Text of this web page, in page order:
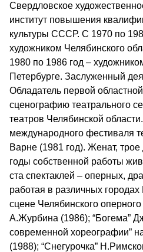
Свердловское
институт повышения
культуры СССР. С 1970 по
художником Челябинского
1980 по 1986 год –
Петербурге. Заслуженный
Обладатель первой
сценографию театрального
театров Челябинской
международного фестиваля
Варне (1981 год). Женат,
годы собственной работы
ста спектаклей – оперных,
работая в различных
сцене Челябинского
А.Журбина (1986); “Богема”
современной хореографии”
(1988); “Снегурочка”